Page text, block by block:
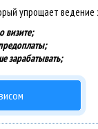
упрощает ведение
визите;
зарабатывать;